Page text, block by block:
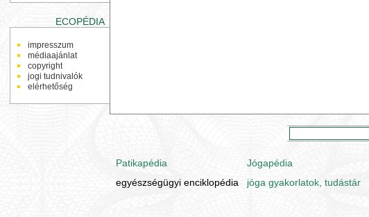
ECOPÉDIA
impresszum
médiaajánlat
copyright
jogi tudnivalók
elérhetőség
Patikapédia Jógapédia
egyészségügyi enciklopédia
jóga gyakorlatok, tudástár